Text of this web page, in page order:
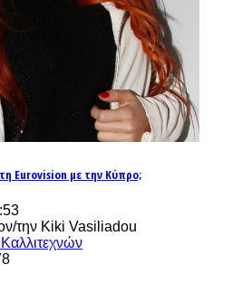
Eurovision με την Κύπρο;
την Kiki Vasiliadou